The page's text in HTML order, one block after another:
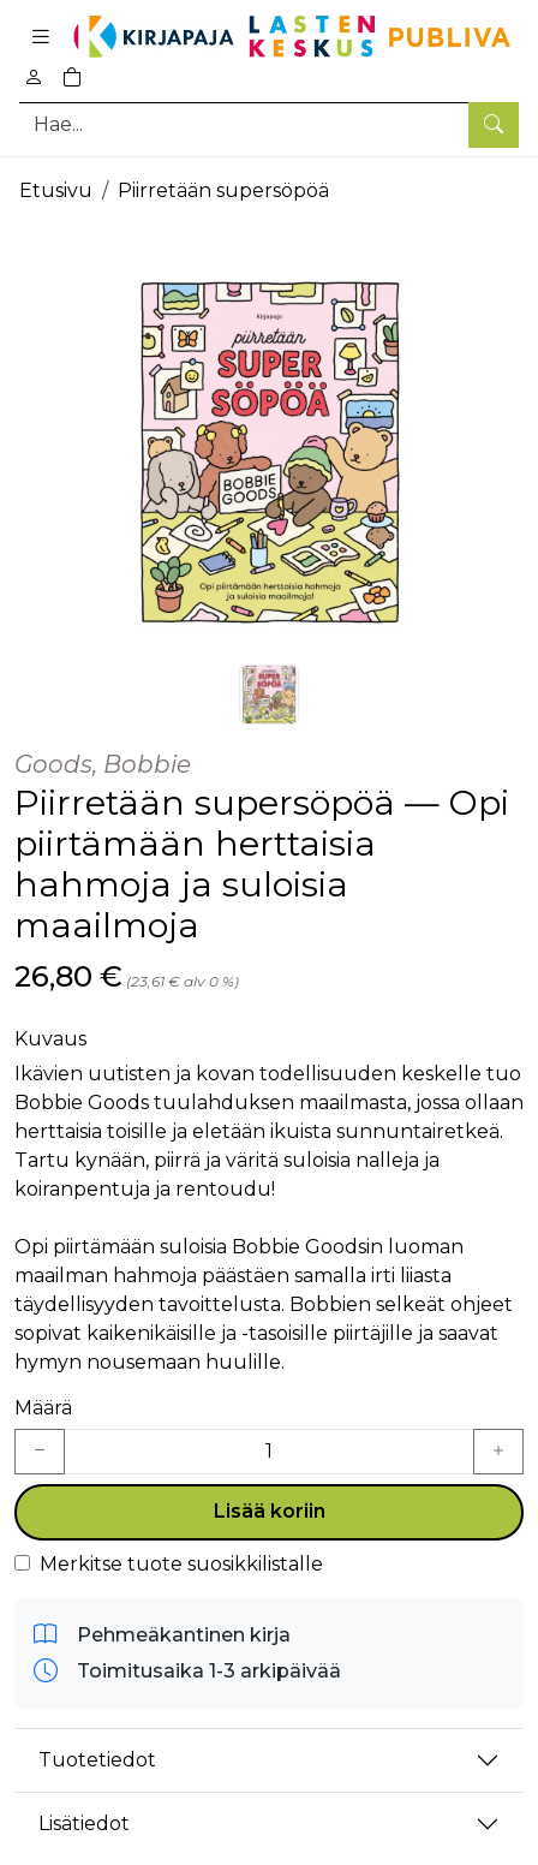
Hae
0
tuotetta ostoskorissa
Pääsisältö
Etusivu Piirretään supersöpöä
Goods, Bobbie
Piirretään supersöpöä — Opi
piirtämään herttaisia
hahmoja ja suloisia
maailmoja
Hinta nyt
26,80 € (23,61 € alv 0 %)
Kuvaus
Ikävien uutisten ja kovan todellisuuden keskelle tuo
Bobbie Goods tuulahduksen maailmasta, jossa ollaan
herttaisia toisille ja eletään ikuista sunnuntairetkeä.
Tartu kynään, piirrä ja väritä suloisia nalleja ja
koiranpentuja ja rentoudu!
Opi piirtämään suloisia Bobbie Goodsin luoman
maailman hahmoja päästäen samalla irti liiasta
täydellisyyden tavoittelusta. Bobbien selkeät ohjeet
sopivat kaikenikäisille ja -tasoisille piirtäjille ja saavat
hymyn nousemaan huulille.
Määrä
Lisää koriin
Merkitse tuote suosikkilistalle
Pehmeäkantinen kirja
Toimitusaika 1-3 arkipäivää
Tuotetiedot
Lisätiedot